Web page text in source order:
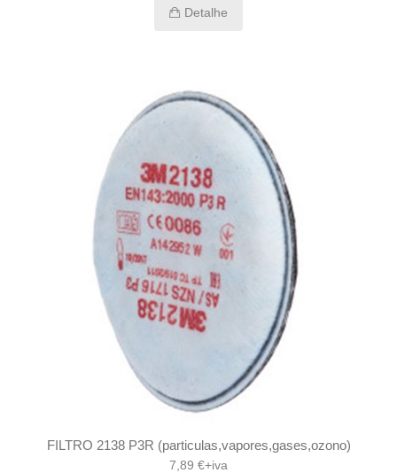
Detalhe
FILTRO 2138 P3R (particulas,vapores,gases,ozono)
7,89 €+iva